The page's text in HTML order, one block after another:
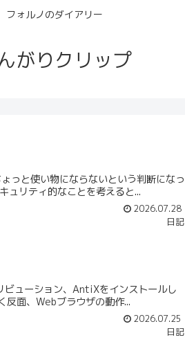
フォルノのダイアリー
がりクリップ
っと使い物にならないという判断になっ
ュリティ的なことを考えると...
2026.07.28
日記
ューション、AntiXをインストールし
反面、Webブラウザの動作...
2026.07.25
日記